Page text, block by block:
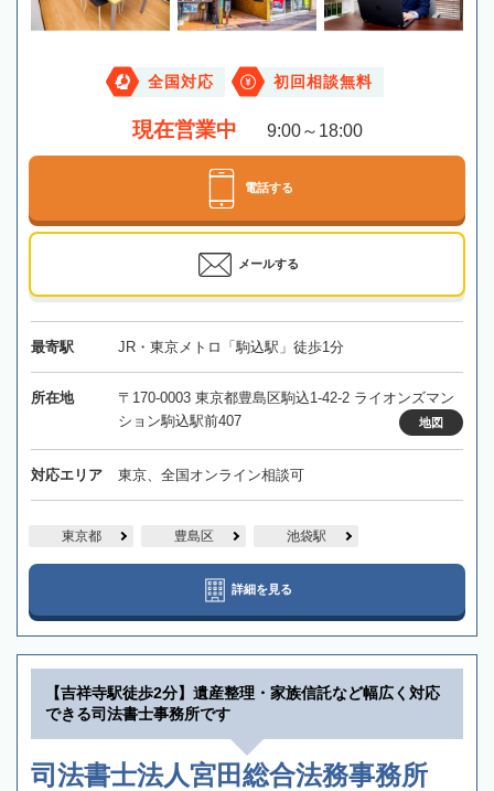
全国対応 初回相談無料
現在営業中 9:00～18:00
電話する
メールする
最寄駅 JR・東京メトロ「駒込駅」徒歩1分
所在地
〒170-0003 東京都豊島区駒込1-42-2 ライオンズマン
ション駒込駅前407
地図
対応エリア 東京、全国オンライン相談可
東京都 豊島区 池袋駅
詳細を見る
【吉祥寺駅徒歩2分】遺産整理・家族信託など幅広く対応
できる司法書士事務所です
司法書士法人宮田総合法務事務所